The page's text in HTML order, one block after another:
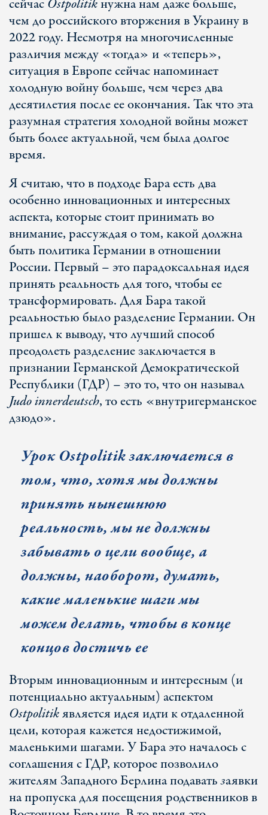
сейчасOstpolitikнужна нам даже больше,
чем до российского вторжения в Украину в
2022 году. Несмотря на многочисленные
различия между «тогда» и «теперь»,
ситуация в Европе сейчас напоминает
холодную войну больше, чем через два
десятилетия после ее окончания. Так что эта
разумная стратегия холодной войны может
быть более актуальной, чем была долгое
время.
Я считаю, что в подходе Бара есть два
особенно инновационных и интересных
аспекта, которые стоит принимать во
внимание, рассуждая о том, какой должна
быть политика Германии в отношении
России. Первый – это парадоксальная идея
принять реальность для того, чтобы ее
трансформировать. Для Бара такой
реальностью было разделение Германии. Он
пришел к выводу, что лучший способ
преодолеть разделение заключается в
признании Германской Демократической
Республики (ГДР) – это то, что он называл
Judo innerdeutsch, то есть «внутригерманское
дзюдо».
УрокOstpolitikзаключается в
том, что, хотя мы должны
принять нынешнюю
реальность, мы не должны
забывать о цели вообще, а
должны, наоборот, думать,
какие маленькие шаги мы
можем делать, чтобы в конце
концов достичь ее
Вторым инновационным и интересным (и
потенциально актуальным) аспектом
Ostpolitikявляется идея идти к отдаленной
цели, которая кажется недостижимой,
маленькими шагами. У Бара это началось с
соглашения с ГДР, которое позволило
жителям Западного Берлина подаватьзаявки
на пропуска для посещения родственников в